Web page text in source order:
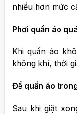
nhiều hơn mức
Phơi quần áo
Khi quần áo
không khí, thời
Để quần áo
Sau khi giặt